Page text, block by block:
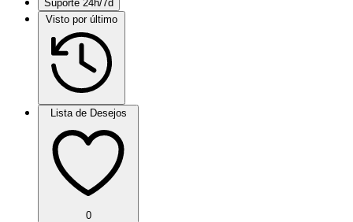
Suporte 24h/7d
Visto por último
Lista de Desejos
0